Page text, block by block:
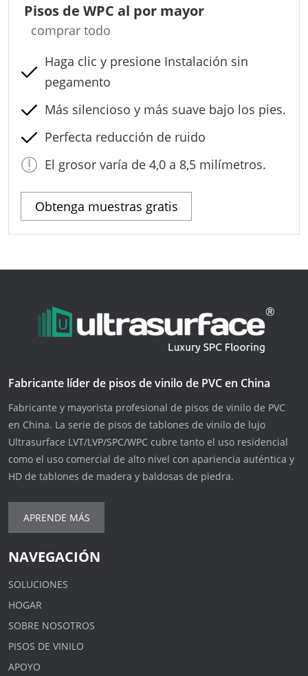
Pisos de WPC al por mayor
comprar todo
Haga clic y presione Instalación sin
pegamento
Más silencioso y más suave bajo los pies.
Perfecta reducción de ruido
El grosor varía de 4,0 a 8,5 milímetros.
Obtenga muestras gratis
Fabricante líder de pisos de vinilo de PVC en China
Fabricante y mayorista profesional de pisos de vinilo de PVC
en China. La serie de pisos de tablones de vinilo de lujo
Ultrasurface LVT/LVP/SPC/WPC cubre tanto el uso residencial
como el uso comercial de alto nivel con apariencia auténtica y
HD de tablones de madera y baldosas de piedra.
APRENDE MÁS
NAVEGACIÓN
SOLUCIONES
HOGAR
SOBRE NOSOTROS
PISOS DE VINILO
APOYO